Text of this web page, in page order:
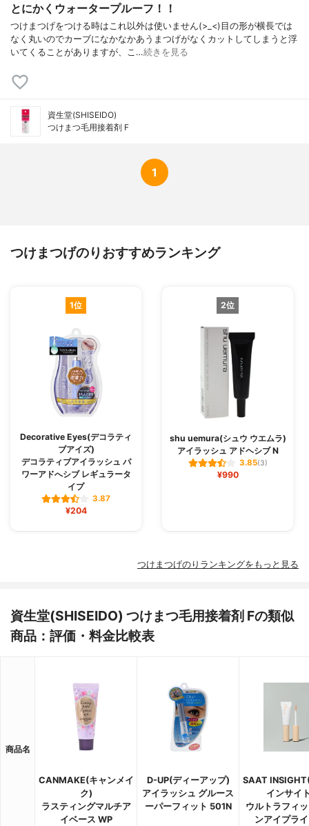
とにかくウォータープルーフ！！
つけまつげをつける時はこれ以外は使いません(>_<)目の形が横長では
なく丸いのでカーブになかなかあうまつげがなくカットしてしまうと浮
いてくることがありますが、こ…続きを見る
資生堂(SHISEIDO)
つけまつ毛用接着剤 F
1
つけまつげのりおすすめランキング
1位
Decorative Eyes(デコラティ
ブアイズ)
デコラティブアイラッシュ パ
ワーアドへシブ レギュラータ
イプ
3.87
¥204
2位
shu uemura(シュウ ウエムラ)
アイラッシュ アドヘシブ N
3.85(3)
¥990
つけまつげのりランキングをもっと見る
資生堂(SHISEIDO) つけまつ毛用接着剤 Fの類似
商品：評価・料金比較表
商品名
CANMAKE(キャンメイ
ク)
ラスティングマルチア
イベース WP
D-UP(ディーアップ)
アイラッシュ グルース
ーパーフィット 501N
SAAT
インサイ
ウルトラフィ
ンアイプラ